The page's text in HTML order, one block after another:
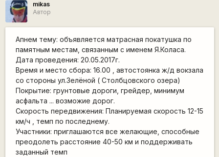
mikas
Автор
Апнем тему: объявляется матрасная покатушка по
памятным местам, связанным с именем Я.Коласа.
Дата проведения: 20.05.2017г.
Время и место сбора: 16.00 , автостоянка ж/д вокзала
со стороны ул.Зелёной ( Столбцовского озера)
Покрытие: грунтовые дороги, грейдер, минимум
асфальта ... возможие дорог.
Скорость передвижения: Планируемая скорость 12-15
км/ч , темп по последнему.
Участники: приглашаются все желающие, способные
преодолеть расстояние 40-50 км и поддерживать
заданный темп